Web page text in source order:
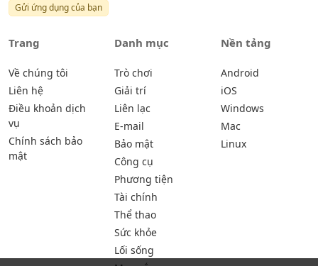
Gửi ứng dụng của bạn
Trang
Về chúng tôi
Liên hệ
Điều khoản dịch
vụ
Chính sách bảo
mật
Danh mục
Trò chơi
Giải trí
Liên lạc
E-mail
Bảo mật
Công cụ
Phương tiện
Tài chính
Thể thao
Sức khỏe
Lối sống
Nền tảng
Android
iOS
Windows
Mac
Linux